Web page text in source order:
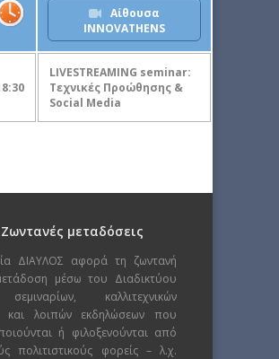
Αίθουσα
INNOVATHENS
LIVESTREAMING seminar:
Τεχνικές Προώθησης &
Social Media
μεταδόσεις
ΔΙΑΥΛΟΣ αφορά τη ζωντανή
μέσω του Διαδικτύου
καλλιτεχνικών
και λοιπών εκδηλώσεων που
ή φιλοξενούνται από
πολιτιστικούς φορείς – λ.χ.